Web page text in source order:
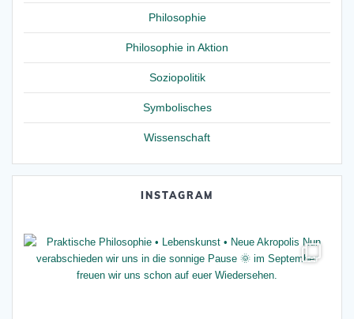
Philosophie
Philosophie in Aktion
Soziopolitik
Symbolisches
Wissenschaft
INSTAGRAM